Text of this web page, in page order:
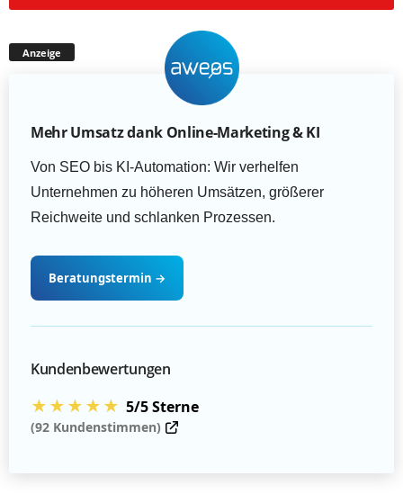
Anzeige
Mehr Umsatz dank Online-Marketing & KI
Von SEO bis KI-Automation: Wir verhelfen
Unternehmen zu höheren Umsätzen, größerer
Reichweite und schlanken Prozessen.
Beratungstermin →
Kundenbewertungen
★★★★★ 5/5 Sterne
(92 Kundenstimmen)